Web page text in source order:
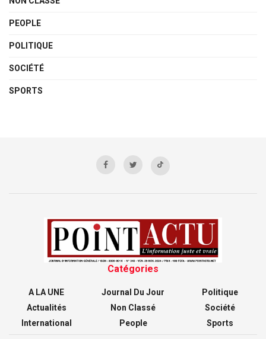
PEOPLE
POLITIQUE
SOCIÉTÉ
SPORTS
Catégories
A LA UNE
Actualités
International
Journal Du Jour
Non Classé
People
Politique
Société
Sports